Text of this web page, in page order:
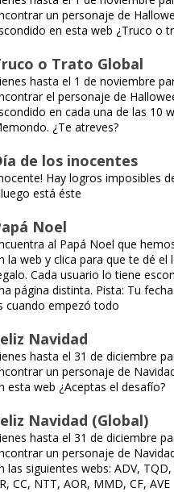
un personaje de
en esta web ¿Truco o
o Trato Global
hasta el 1 de noviembre
el personaje de
en cada una de las 10
¿Te atreves?
de los inocentes
Hay logros imposibles
está éste
Noel
al Papá Noel que
la web y clica para que te dé el
Cada usuario lo tiene
página distinta. Pista: Tu
cuando empezó todo
Navidad
hasta el 31 de diciembre
un personaje de
esta web ¿Aceptas el desafío?
Navidad (Global)
hasta el 31 de diciembre
un personaje de
las siguientes webs: ADV, TQD,
CC, NTT, AOR, MMD, CF, AVE